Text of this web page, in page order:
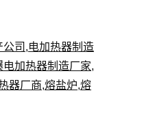
公司 ,电加热器制造
电加热器制造厂家,
器厂商,熔盐炉,熔